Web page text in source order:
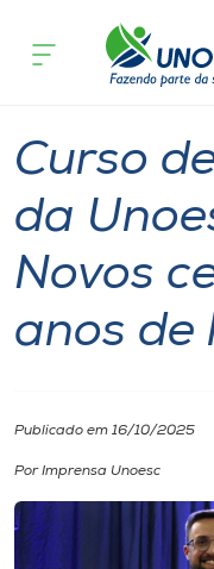
Cursos
Pesquisa
Atendimento ao
Portal de Ensino
Notícia de
Curso
da
Novos
anos de
Publicado em 16/10/2025
Por Imprensa Unoesc